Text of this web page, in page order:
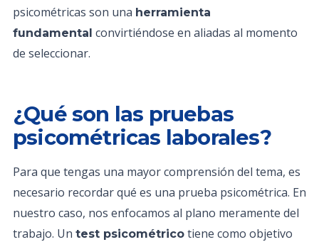
psicométricas son una herramienta
fundamental convirtiéndose en aliadas al momento
de seleccionar.
¿Qué son las pruebas
psicométricas laborales?
Para que tengas una mayor comprensión del tema, es
necesario recordar qué es una prueba psicométrica. En
nuestro caso, nos enfocamos al plano meramente del
trabajo. Un test psicométrico tiene como objetivo